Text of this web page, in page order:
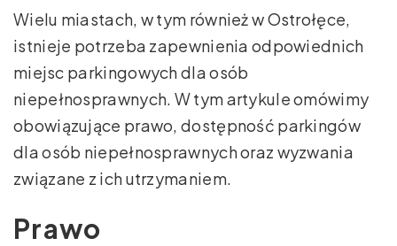
Wielu miastach, w tym również w Ostrołęce,
istnieje potrzeba zapewnienia odpowiednich
miejsc parkingowych dla osób
niepełnosprawnych. W tym artykule omówimy
obowiązujące prawo, dostępność parkingów
dla osób niepełnosprawnych oraz wyzwania
związane z ich utrzymaniem.
Prawo